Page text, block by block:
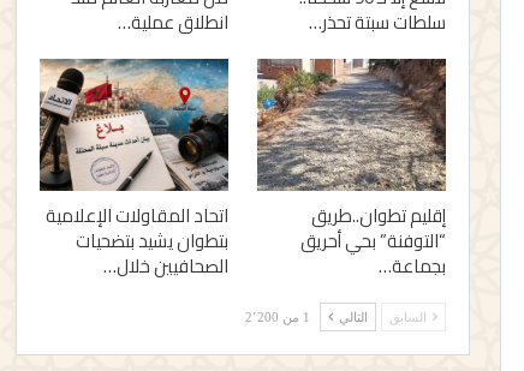
سلطات سبتة تحذر… انطلاق عملية…
إقليم تطوان..طريق
“التوفنة” بحي أحريق
بجماعة…
اتحاد المقاولات الإعلامية
بتطوان يشيد بتضحيات
الصحافيين خلال…
السابق التالي 1 من 2٬200